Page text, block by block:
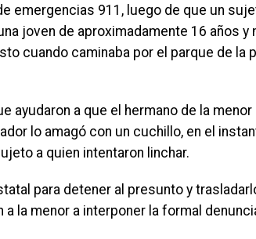
emergencias 911, luego de que un
joven de aproximadamente 16 años y
cuando caminaba por el parque de la
ayudaron a que el hermano de la
lo amagó con un cuchillo, en el
a quien intentaron linchar.
para detener al presunto y
la menor a interponer la formal